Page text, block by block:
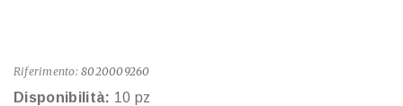
Riferimento: 8020009260
Disponibilità: 10 pz